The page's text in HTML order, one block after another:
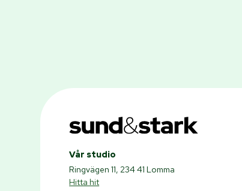
Vår studio
Ringvägen 11, 234 41 Lomma
Hitta hit